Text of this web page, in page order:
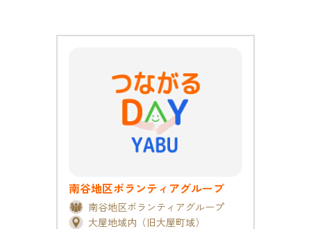
南谷地区ボランティアグループ
南谷地区ボランティアグループ
大屋地域内（旧大屋町域）